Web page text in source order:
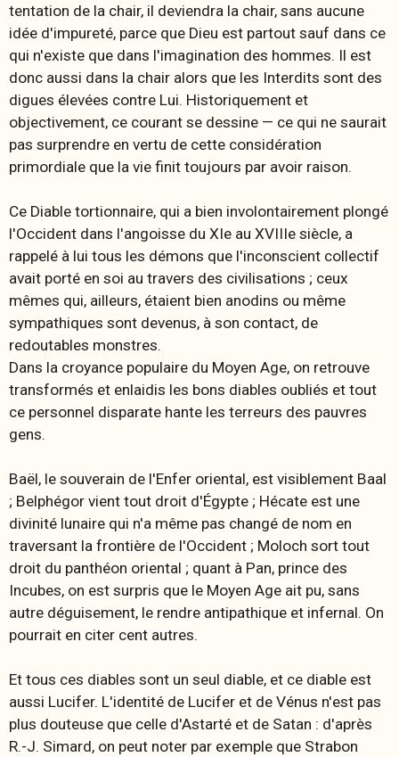
tentation de la chair, il deviendra la chair, sans aucune
idée d'impureté, parce que Dieu est partout sauf dans ce
qui n'existe que dans l'imagination des hommes. Il est
donc aussi dans la chair alors que les Interdits sont des
digues élevées contre Lui. Historiquement et
objectivement, ce courant se dessine — ce qui ne saurait
pas surprendre en vertu de cette considération
primordiale que la vie finit toujours par avoir raison.
Ce Diable tortionnaire, qui a bien involontairement plongé
l'Occident dans l'angoisse du XIe au XVIIIe siècle, a
rappelé à lui tous les démons que l'inconscient collectif
avait porté en soi au travers des civilisations ; ceux
mêmes qui, ailleurs, étaient bien anodins ou même
sympathiques sont devenus, à son contact, de
redoutables monstres.
Dans la croyance populaire du Moyen Age, on retrouve
transformés et enlaidis les bons diables oubliés et tout
ce personnel disparate hante les terreurs des pauvres
gens.
Baël, le souverain de l'Enfer oriental, est visiblement Baal
; Belphégor vient tout droit d'Égypte ; Hécate est une
divinité lunaire qui n'a même pas changé de nom en
traversant la frontière de l'Occident ; Moloch sort tout
droit du panthéon oriental ; quant à Pan, prince des
Incubes, on est surpris que le Moyen Age ait pu, sans
autre déguisement, le rendre antipathique et infernal. On
pourrait en citer cent autres.
Et tous ces diables sont un seul diable, et ce diable est
aussi Lucifer. L'identité de Lucifer et de Vénus n'est pas
plus douteuse que celle d'Astarté et de Satan : d'après
R.-J. Simard, on peut noter par exemple que Strabon